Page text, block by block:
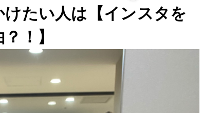
たい人は【インスタを
！】